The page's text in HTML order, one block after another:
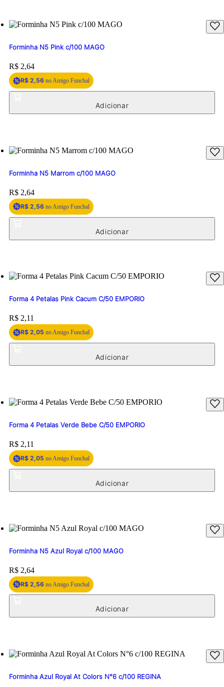
Forminha N5 Pink c/100 MAGO
Price:
R$ 2,64
R$ 2,56 no Amigo Funchal
Forminha N5 Marrom c/100 MAGO
Price:
R$ 2,64
R$ 2,56 no Amigo Funchal
Forma 4 Petalas Pink Cacum C/50 EMPORIO
Price:
R$ 2,11
R$ 2,05 no Amigo Funchal
Forma 4 Petalas Verde Bebe C/50 EMPORIO
Price:
R$ 2,11
R$ 2,05 no Amigo Funchal
Forminha N5 Azul Royal c/100 MAGO
Price:
R$ 2,64
R$ 2,56 no Amigo Funchal
Forminha Azul Royal At Colors N°6 c/100 REGINA